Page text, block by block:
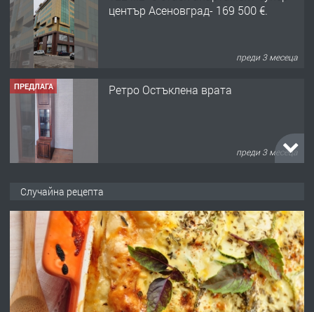
център Асеновград- 169 500 €.
преди 3 месеца
ПРЕДЛАГА Ретро Остъклена врата
преди 3 месеца
преди 10 месеца
ПРЕДЛАГА
Професионална броячна машина -
със сертификат от ЕЦБ
Случайна рецепта